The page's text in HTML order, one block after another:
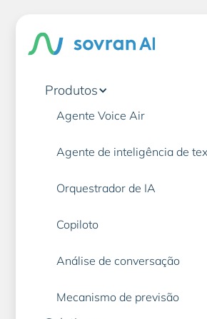
Produtos
Agente Voice Air
Agente de inteligência de
Orquestrador de IA
Copiloto
Análise de conversação
Mecanismo de previsão
SeguroAI
Atendimento